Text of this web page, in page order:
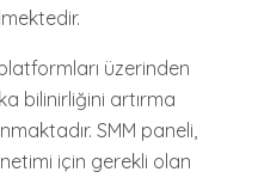
üzerinden
bilinirliğini artırma
SMM paneli,
için gerekli olan